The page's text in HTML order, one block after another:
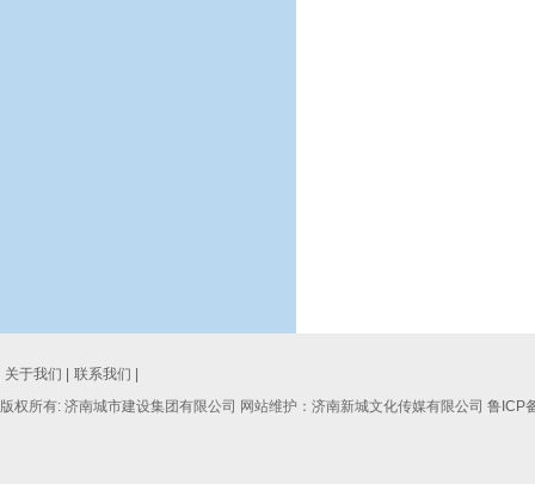
关于我们 |
联系我们 |
版权所有: 济南城市建设集团有限公司 网站维护：济南新城文化传媒有限公司 鲁ICP